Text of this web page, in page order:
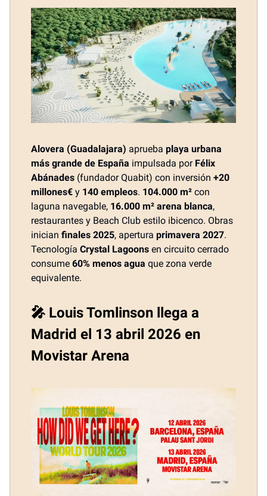
Alovera (Guadalajara) aprueba playa urbana
más grande de España impulsada por Félix
Abánades (fundador Quabit) con inversión +20
millones€ y 140 empleos. 104.000 m² con
laguna navegable, 16.000 m² arena blanca,
restaurantes y Beach Club estilo ibicenco. Obras
inician finales 2025, apertura primavera 2027.
Tecnología Crystal Lagoons en circuito cerrado
consume 60% menos agua que zona verde
equivalente.
🎤 Louis Tomlinson llega a
Madrid el 13 abril 2026 en
Movistar Arena